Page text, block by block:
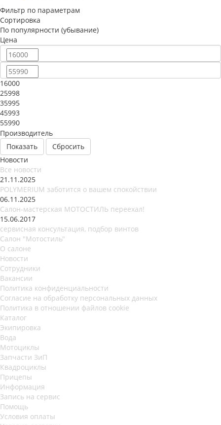
Фильтр по параметрам
Сортировка
По популярности (убывание)
Цена
16000
25998
35995
45993
55990
Производитель
Сбросить
Новости
Все новости
21.11.2025
POLYMERIUM заботится о вашем спокойствии
06.11.2025
Салон-мастерская МОТОСТИЛЬ переехал!
15.06.2017
сервисная консультация, подбор винтов
Салон "Мотостиль"
О салоне
Новости
Сотрудники
Вакансии
Политика конфиденциальности
Согласие на обработку персональных данных
Политика в отношении файлов cookie
Каталог
Экипировка
Вода
Мотоциклы
Запчасти ЗиП
Квадроциклы
Прицепы
Информация
Запись на сервис
Помощь
Условия оплаты